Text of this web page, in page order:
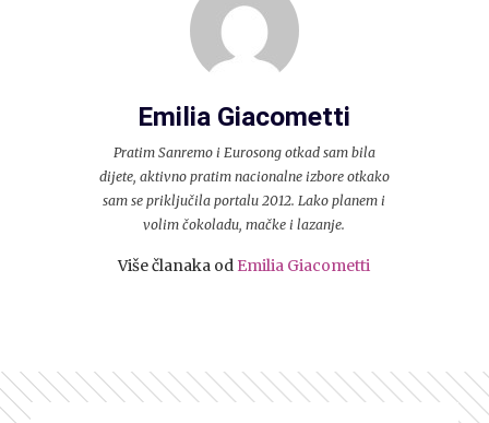
Emilia Giacometti
Pratim Sanremo i Eurosong otkad sam bila
dijete, aktivno pratim nacionalne izbore otkako
sam se priključila portalu 2012. Lako planem i
volim čokoladu, mačke i lazanje.
Više članaka od Emilia Giacometti